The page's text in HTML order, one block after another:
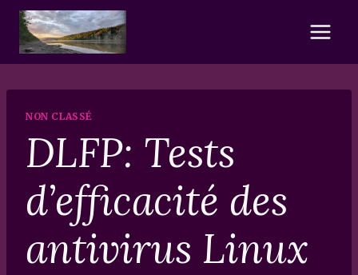
Skip
content
NON CLASSÉ
DLFP: Tests
d’efficacité des
antivirus Linux